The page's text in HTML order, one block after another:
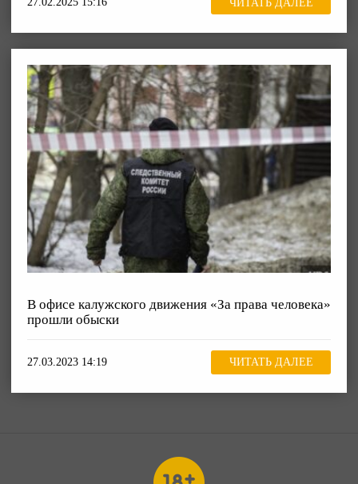
ЧИТАТЬ ДАЛЕЕ
В офисе калужского движения «За права человека»
прошли обыски
27.03.2023 14:19 ЧИТАТЬ ДАЛЕЕ